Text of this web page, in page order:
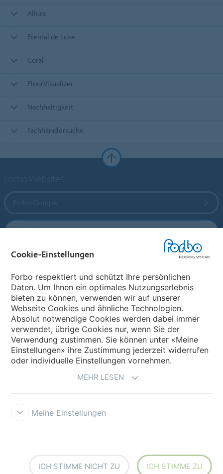
Allura
Eternal de Luxe
Coral
FloorVisualizer
Nachhaltigkeit
Fachhändlersuche
Forbo Flooring Systems
Forbo Movement Systems
Land auswählen
Land auswählen
Cookie-Einstellungen
Forbo respektiert und schützt Ihre persönlichen
Daten. Um Ihnen ein optimales Nutzungserlebnis
bieten zu können, verwenden wir auf unserer
Webseite Cookies und ähnliche Technologien.
Absolut notwendige Cookies werden dabei immer
verwendet, übrige Cookies nur, wenn Sie der
Verwendung zustimmen. Sie können unter «Meine
Einstellungen» ihre Zustimmung jederzeit widerrufen
oder individuelle Einstellungen vornehmen.
MEHR LESEN
Meine Einstellungen
ICH STIMME NICHT ZU ICH STIMME ZU